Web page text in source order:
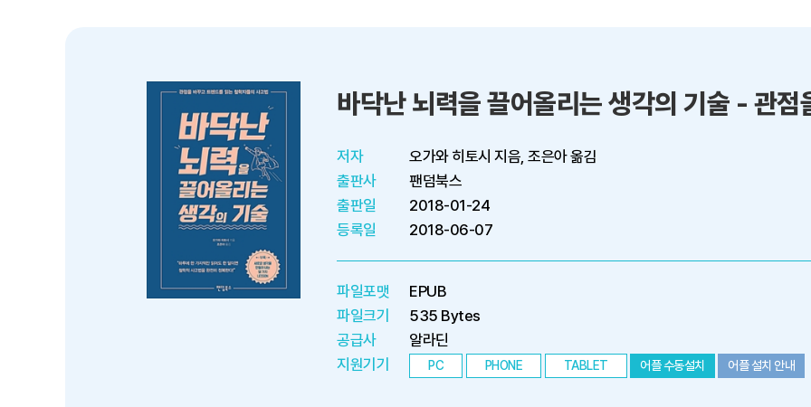
저자
오가와 히토시 지음, 조은아 옮김
출판사
팬덤북스
출판일
2018-01-24
등록일
2018-06-07
파일포맷
EPUB
파일크기
535 Bytes
공급사
알라딘
지원기기
PC PHONE TABLET 어플 수동설치 어플 설치 안내